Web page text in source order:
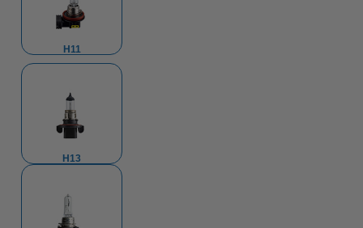
H11
H13